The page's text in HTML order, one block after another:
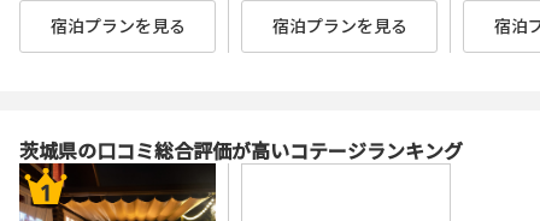
宿泊プランを見る 宿泊プランを見る 宿泊
茨城県の口コミ総合評価が高いコテージランキング